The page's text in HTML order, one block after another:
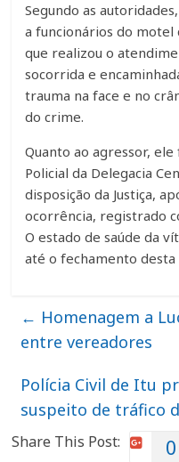
Segundo as
a funcionários do motel
que realizou o
socorrida e
trauma na face e no
do crime.
Quanto ao agressor,
Policial da Delegacia
disposição da Justiça,
ocorrência, registrado
O estado de saúde da
até o fechamento
← Homenagem a
entre vereadores
Polícia Civil de Itu
suspeito de tráfico
Share This Post: 0